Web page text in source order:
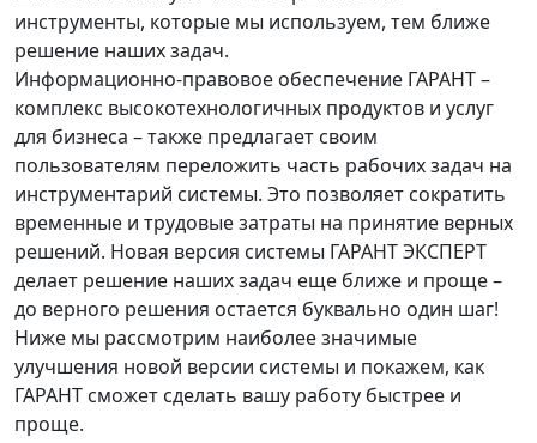
инструменты, которые мы используем, тем ближе
решение наших задач.
Информационно-правовое обеспечение ГАРАНТ –
комплекс высокотехнологичных продуктов и услуг
для бизнеса – также предлагает своим
пользователям переложить часть рабочих задач на
инструментарий системы. Это позволяет сократить
временные и трудовые затраты на принятие верных
решений. Новая версия системы ГАРАНТ ЭКСПЕРТ
делает решение наших задач еще ближе и проще –
до верного решения остается буквально один шаг!
Ниже мы рассмотрим наиболее значимые
улучшения новой версии системы и покажем, как
ГАРАНТ сможет сделать вашу работу быстрее и
проще.